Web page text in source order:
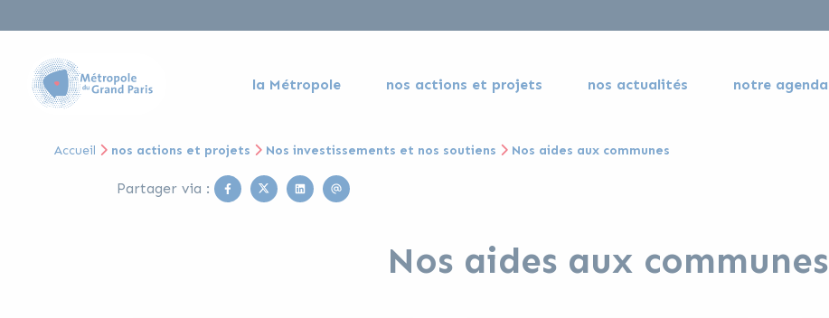
la Métropole nos actions et projets nos actualités notre agenda
Accueil nos actions et projets Nos investissements et nos soutiens Nos aides aux communes
Partager via : Facebook
TwitterLinkedinEmail
Nos aides aux communes